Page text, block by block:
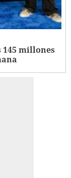
145 millones